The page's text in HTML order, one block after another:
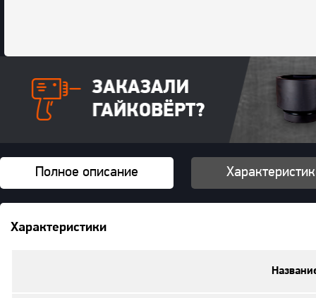
Полное описание
Характеристики